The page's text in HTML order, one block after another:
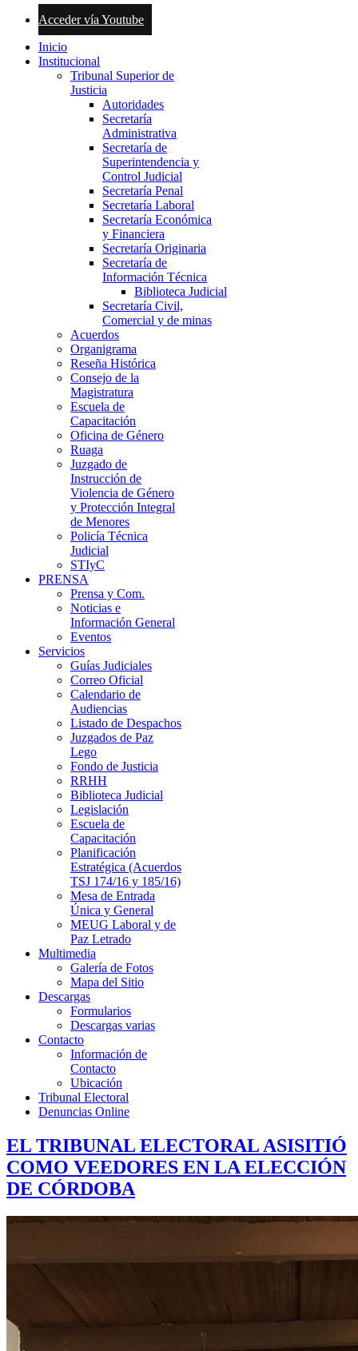
Acceder vía Youtube
Inicio
Institucional
Tribunal Superior de
Justicia
Autoridades
Secretaría
Administrativa
Secretaría de
Superintendencia y
Control Judicial
Secretaría Penal
Secretaría Laboral
Secretaría Económica
y Financiera
Secretaría Originaria
Secretaría de
Información Técnica
Biblioteca Judicial
Secretaría Civil,
Comercial y de minas
Acuerdos
Organigrama
Reseña Histórica
Consejo de la
Magistratura
Escuela de
Capacitación
Oficina de Género
Ruaga
Juzgado de
Instrucción de
Violencia de Género
y Protección Integral
de Menores
Policía Técnica
Judicial
STIyC
PRENSA
Prensa y Com.
Noticias e
Información General
Eventos
Servicios
Guías Judiciales
Correo Oficial
Calendario de
Audiencias
Listado de Despachos
Juzgados de Paz
Lego
Fondo de Justicia
RRHH
Biblioteca Judicial
Legislación
Escuela de
Capacitación
Planificación
Estratégica (Acuerdos
TSJ 174/16 y 185/16)
Mesa de Entrada
Única y General
MEUG Laboral y de
Paz Letrado
Multimedia
Galería de Fotos
Mapa del Sitio
Descargas
Formularios
Descargas varias
Contacto
Información de
Contacto
Ubicación
Tribunal Electoral
Denuncias Online
EL TRIBUNAL ELECTORAL ASISITIÓ
COMO VEEDORES EN LA ELECCIÓN
DE CÓRDOBA